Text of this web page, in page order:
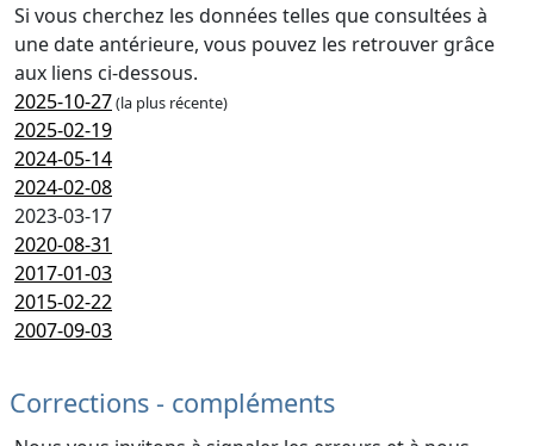
Si vous cherchez les données telles que consultées à
une date antérieure, vous pouvez les retrouver grâce
aux liens ci-dessous.
2025-10-27(la plus récente)
2025-02-19
2024-05-14
2024-02-08
2023-03-17
2020-08-31
2017-01-03
2015-02-22
2007-09-03
Corrections - compléments